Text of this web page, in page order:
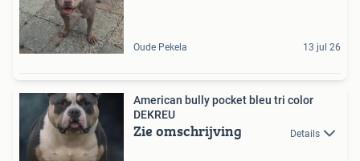
Oude Pekela 13 jul 26
American bully pocket bleu tri color
DEKREU
Zie omschrijving Details